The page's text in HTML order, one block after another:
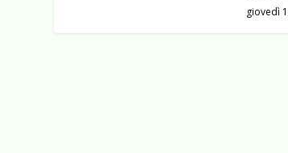
giovedì